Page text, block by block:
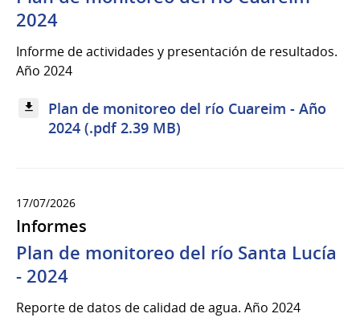
2024
Informe de actividades y presentación de resultados.
Año 2024
Plan de monitoreo del río Cuareim - Año
2024 (.pdf 2.39 MB)
17/07/2026
Informes
Plan de monitoreo del río Santa Lucía
- 2024
Reporte de datos de calidad de agua. Año 2024